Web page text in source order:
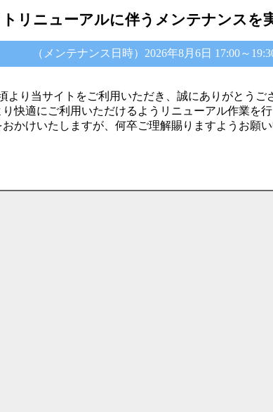
リニューアルに伴うメンテナンスを
（メンテナンス日時）2026年8月6日 17:00～
より当サイトをご利用いただき、誠にありがとうご
快適にご利用いただけるようリニューアル作業を行
おかけいたしますが、何卒ご理解賜りますようお願い